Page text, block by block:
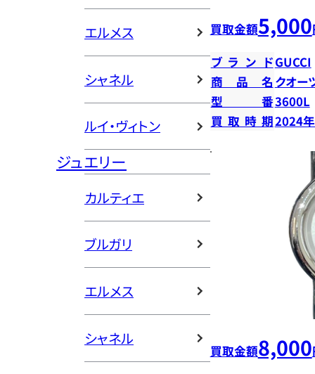
エルメス
シャネル
ルイ・ヴィトン
ジュエリー
カルティエ
ブルガリ
エルメス
シャネル
買取金額5,000
ブランドGUCCI
商品名 クオー
型番3600L
買取時期2024
買取金額8,000